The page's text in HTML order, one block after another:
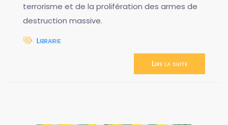
terrorisme et de la prolifération des armes de
destruction massive.
Librairie
Lire la suite